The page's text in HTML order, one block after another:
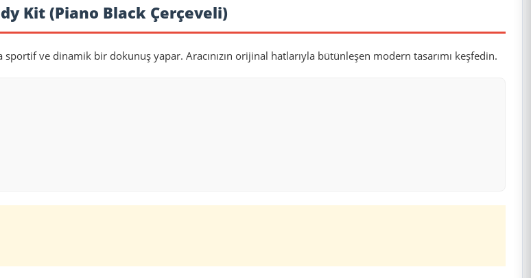
Kit (Piano Black Çerçeveli)
ve dinamik bir dokunuş yapar. Aracınızın orijinal hatlarıyla bütünleşen modern tasarımı keşfedin.